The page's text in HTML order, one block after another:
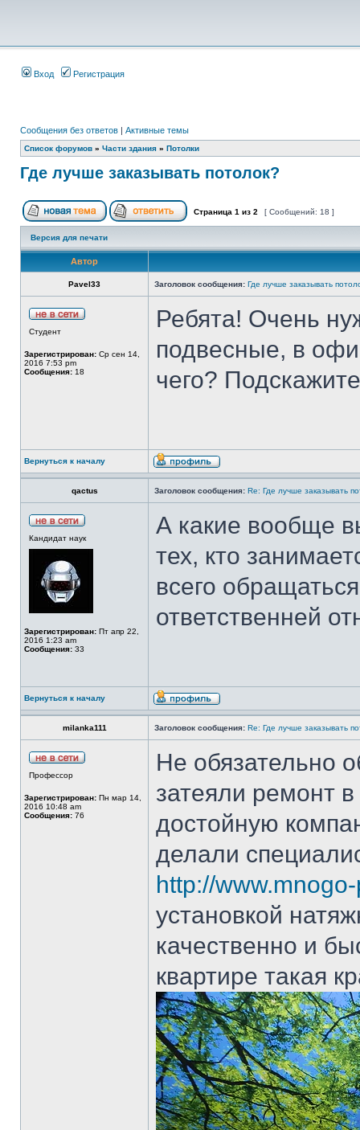
Вход Регистрация
Сообщения без ответов | Активные темы
Список форумов » Части здания » Потолки
Где лучше заказывать потолок?
Страница 1 из 2 [ Сообщений: 18 ]
Версия для печати
Автор
Pavel33 Заголовок сообщения: Где лучше заказывать
Студент
Зарегистрирован: Ср сен 14,
2016 7:53 pm
Сообщения: 18
Ребята! Очень
подвесные, в
чего?
Вернуться к началу
qactus Заголовок сообщения: Re: Где лучше заказывать
Кандидат наук
Зарегистрирован: Пт апр 22,
2016 1:23 am
Сообщения: 33
А какие вообще
тех, кто
всего
ответственней
Вернуться к началу
milanka111 Заголовок сообщения: Re: Где лучше заказывать
Профессор
Зарегистрирован: Пн мар 14,
2016 10:48 am
Сообщения: 76
Не обязательно
затеяли ремонт
достойную
делали
http://
установкой
качественно и
квартире такая